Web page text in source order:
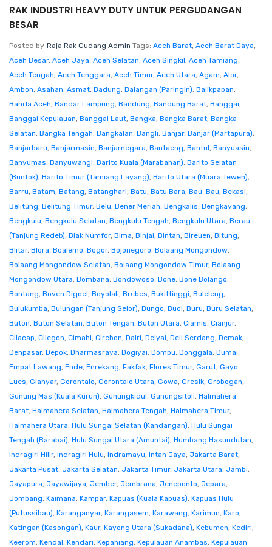
RAK INDUSTRI HEAVY DUTY UNTUK PERGUDANGAN
BESAR
Posted by Raja Rak Gudang Admin Tags: Aceh Barat, Aceh Barat Daya,
Aceh Besar, Aceh Jaya, Aceh Selatan, Aceh Singkil, Aceh Tamiang,
Aceh Tengah, Aceh Tenggara, Aceh Timur, Aceh Utara, Agam, Alor,
Ambon, Asahan, Asmat, Badung, Balangan (Paringin), Balikpapan,
Banda Aceh, Bandar Lampung, Bandung, Bandung Barat, Banggai,
Banggai Kepulauan, Banggai Laut, Bangka, Bangka Barat, Bangka
Selatan, Bangka Tengah, Bangkalan, Bangli, Banjar, Banjar (Martapura),
Banjarbaru, Banjarmasin, Banjarnegara, Bantaeng, Bantul, Banyuasin,
Banyumas, Banyuwangi, Barito Kuala (Marabahan), Barito Selatan
(Buntok), Barito Timur (Tamiang Layang), Barito Utara (Muara Teweh),
Barru, Batam, Batang, Batanghari, Batu, Batu Bara, Bau-Bau, Bekasi,
Belitung, Belitung Timur, Belu, Bener Meriah, Bengkalis, Bengkayang,
Bengkulu, Bengkulu Selatan, Bengkulu Tengah, Bengkulu Utara, Berau
(Tanjung Redeb), Biak Numfor, Bima, Binjai, Bintan, Bireuen, Bitung,
Blitar, Blora, Boalemo, Bogor, Bojonegoro, Bolaang Mongondow,
Bolaang Mongondow Selatan, Bolaang Mongondow Timur, Bolaang
Mongondow Utara, Bombana, Bondowoso, Bone, Bone Bolango,
Bontang, Boven Digoel, Boyolali, Brebes, Bukittinggi, Buleleng,
Bulukumba, Bulungan (Tanjung Selor), Bungo, Buol, Buru, Buru Selatan,
Buton, Buton Selatan, Buton Tengah, Buton Utara, Ciamis, Cianjur,
Cilacap, Cilegon, Cimahi, Cirebon, Dairi, Deiyai, Deli Serdang, Demak,
Denpasar, Depok, Dharmasraya, Dogiyai, Dompu, Donggala, Dumai,
Empat Lawang, Ende, Enrekang, Fakfak, Flores Timur, Garut, Gayo
Lues, Gianyar, Gorontalo, Gorontalo Utara, Gowa, Gresik, Grobogan,
Gunung Mas (Kuala Kurun), Gunungkidul, Gunungsitoli, Halmahera
Barat, Halmahera Selatan, Halmahera Tengah, Halmahera Timur,
Halmahera Utara, Hulu Sungai Selatan (Kandangan), Hulu Sungai
Tengah (Barabai), Hulu Sungai Utara (Amuntai), Humbang Hasundutan,
Indragiri Hilir, Indragiri Hulu, Indramayu, Intan Jaya, Jakarta Barat,
Jakarta Pusat, Jakarta Selatan, Jakarta Timur, Jakarta Utara, Jambi,
Jayapura, Jayawijaya, Jember, Jembrana, Jeneponto, Jepara,
Jombang, Kaimana, Kampar, Kapuas (Kuala Kapuas), Kapuas Hulu
(Putussibau), Karanganyar, Karangasem, Karawang, Karimun, Karo,
Katingan (Kasongan), Kaur, Kayong Utara (Sukadana), Kebumen, Kediri,
Keerom, Kendal, Kendari, Kepahiang, Kepulauan Anambas, Kepulauan